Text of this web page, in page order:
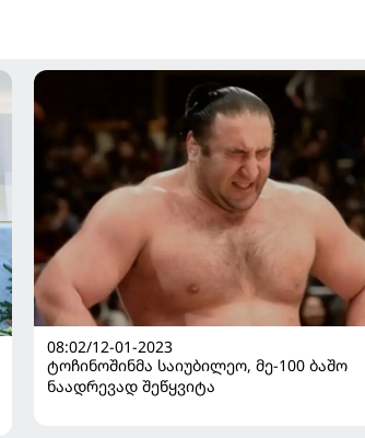
08:02/12-01-2023
ტოჩინოშინმა საიუბილეო, მე-100 ბაშო
ნაადრევად შეწყვიტა